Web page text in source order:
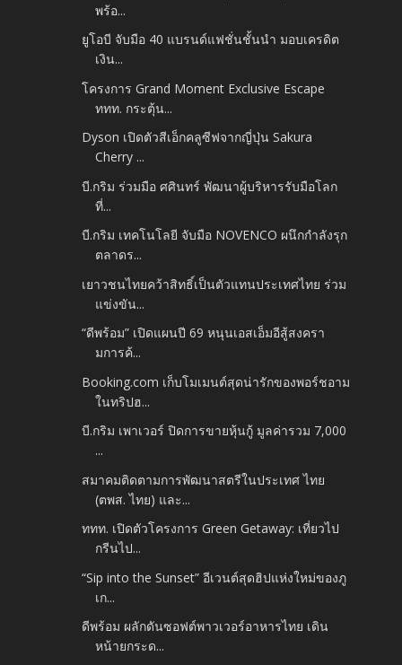
พร้อ...
ยูโอบี จับมือ 40 แบรนด์แฟชั่นชั้นนำ มอบเครดิต
เงิน...
โครงการ Grand Moment Exclusive Escape
ททท. กระตุ้น...
Dyson เปิดตัวสีเอ็กคลูซีฟจากญี่ปุ่น Sakura
Cherry ...
บี.กริม ร่วมมือ ศศินทร์ พัฒนาผู้บริหารรับมือโลก
ที่...
บี.กริม เทคโนโลยี จับมือ NOVENCO ผนึกกำลังรุก
ตลาดร...
เยาวชนไทยคว้าสิทธิ์เป็นตัวแทนประเทศไทย ร่วม
แข่งขัน...
“ดีพร้อม” เปิดแผนปี 69 หนุนเอสเอ็มอีสู้สงครา
มการค้...
Booking.com เก็บโมเมนต์สุดน่ารักของพอร์ชอาม
ในทริปฮ...
บี.กริม เพาเวอร์ ปิดการขายหุ้นกู้ มูลค่ารวม 7,000
...
สมาคมติดตามการพัฒนาสตรีในประเทศ ไทย
(ตพส. ไทย) และ...
ททท. เปิดตัวโครงการ Green Getaway: เที่ยวไป
กรีนไป...
“Sip into the Sunset” อีเวนต์สุดฮิปแห่งใหม่ของภู
เก...
ดีพร้อม ผลักดันซอฟต์พาวเวอร์อาหารไทย เดิน
หน้ายกระด...